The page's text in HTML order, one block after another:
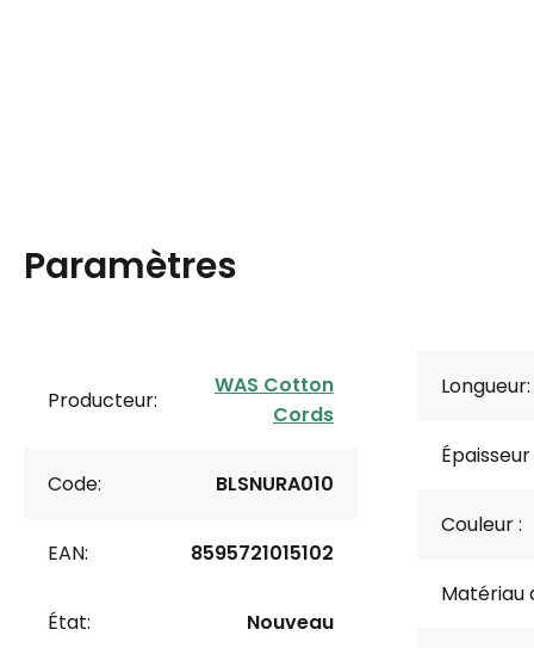
Paramètres
Producteur:
WAS Cotton
Cords
Code: BLSNURA010
EAN: 8595721015102
État: Nouveau
Longueur:
Couleur :
Matériau